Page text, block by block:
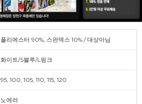
폴리에스터 90%, 스판덱스 10% / 대상아님
화이트/S블루/L핑크
95, 100, 105, 110, 115, 120
노에러